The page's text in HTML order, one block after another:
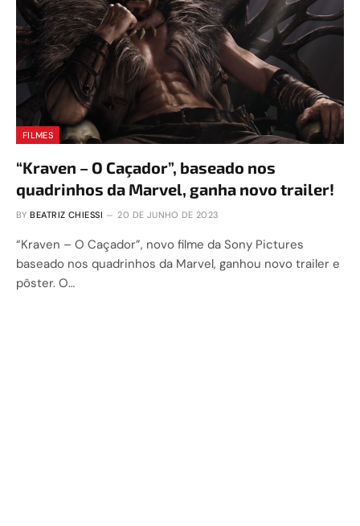
FILMES
“Kraven – O Caçador”, baseado nos
quadrinhos da Marvel, ganha novo trailer!
BY BEATRIZ CHIESSI 20 DE JUNHO DE 2023
“Kraven – O Caçador”, novo filme da Sony Pictures
baseado nos quadrinhos da Marvel, ganhou novo trailer e
pôster. O…